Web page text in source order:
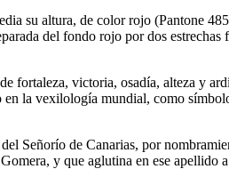
su altura, de color rojo (Pantone
del fondo rojo por dos
fortaleza, victoria, osadía, alteza y
en la vexilología mundial, como
Señorío de Canarias, por
y que aglutina en ese